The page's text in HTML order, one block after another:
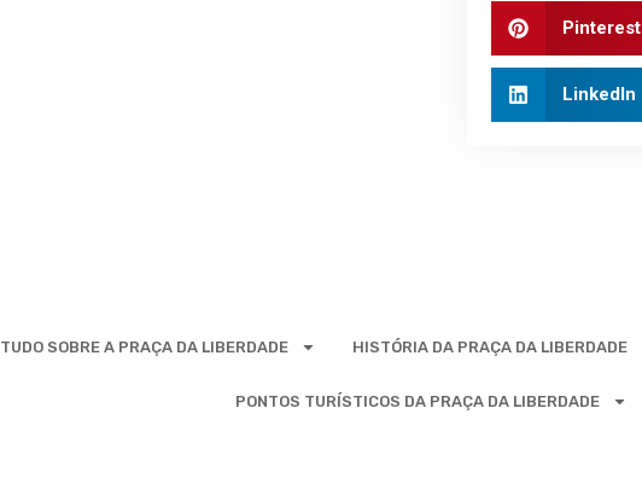
Pinterest
LinkedIn
TUDO SOBRE A PRAÇA DA LIBERDADE HISTÓRIA DA PRAÇA DA LIBERDADE
PONTOS TURÍSTICOS DA PRAÇA DA LIBERDADE